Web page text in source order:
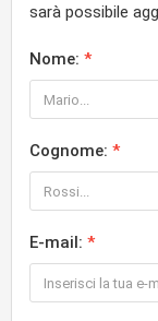
sarà possibile
Nome:
Cognome:
E-mail: